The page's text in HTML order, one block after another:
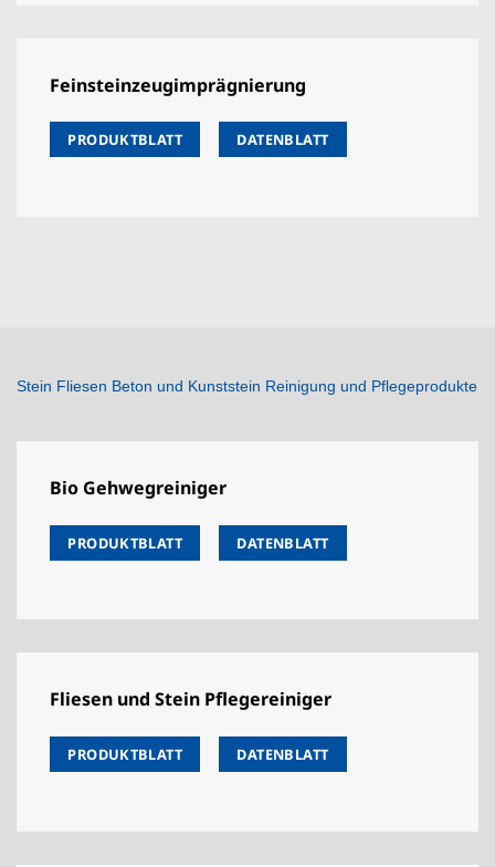
Feinsteinzeugimprägnierung
PRODUKTBLATT DATENBLATT
Stein Fliesen Beton und Kunststein Reinigung und Pflegeprodukte
Bio Gehwegreiniger
PRODUKTBLATT DATENBLATT
Fliesen und Stein Pflegereiniger
PRODUKTBLATT DATENBLATT